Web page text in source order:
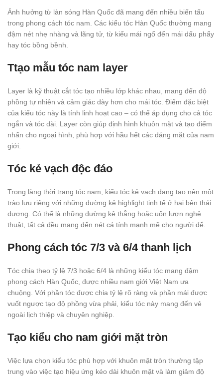
Ảnh hưởng từ làn sóng Hàn Quốc đã mang đến nhiều biến tấu
trong phong cách tóc nam. Các kiểu tóc Hàn Quốc thường mang
đậm nét nhẹ nhàng và lãng tử, từ kiểu mái ngố đến mái dấu phẩy
hay tóc bồng bềnh.
Ttạo mẫu tóc nam layer
Layer là kỹ thuật cắt tóc tạo nhiều lớp khác nhau, mang đến độ
phồng tự nhiên và cảm giác dày hơn cho mái tóc. Điểm đặc biệt
của kiểu tóc này là tính linh hoạt cao – có thể áp dụng cho cả tóc
ngắn và tóc dài. Layer còn giúp định hình khuôn mặt và tạo điểm
nhấn cho ngoại hình, phù hợp với hầu hết các dáng mặt của nam
giới.
Tóc kẻ vạch độc đáo
Trong làng thời trang tóc nam, kiểu tóc kẻ vạch đang tạo nên một
trào lưu riêng với những đường kẻ highlight tinh tế ở hai bên thái
dương. Có thể là những đường kẻ thẳng hoặc uốn lượn nghệ
thuật, tất cả đều mang đến nét cá tính mạnh mẽ cho người để.
Phong cách tóc 7/3 và 6/4 thanh lịch
Tóc chia theo tỷ lệ 7/3 hoặc 6/4 là những kiểu tóc mang đậm
phong cách Hàn Quốc, được nhiều nam giới Việt Nam ưa
chuộng. Với phần tóc được chia tỷ lệ rõ ràng và phần mái được
vuốt ngược tạo độ phồng vừa phải, kiểu tóc này mang đến vẻ
ngoài lịch thiệp và chuyên nghiệp.
Tạo kiểu cho nam giới mặt tròn
Việc lựa chọn kiểu tóc phù hợp với khuôn mặt tròn thường tập
trung vào việc tạo hiệu ứng kéo dài khuôn mặt và làm giảm độ